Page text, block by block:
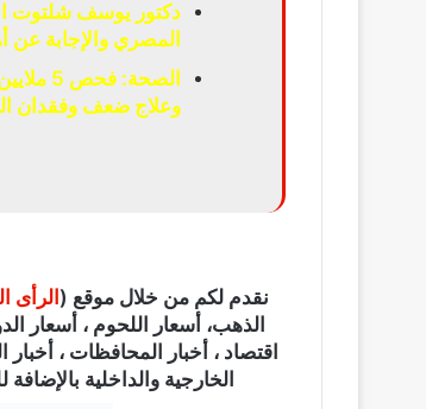
دكتور يوسف شلتوت
المصري والإجابة عن
وعلاج ضعف وفقدان
نقدم لكم من خلال موقع (الرأى
الذهب، أسعار اللحوم ، أسعار
اقتصاد ، أخبار المحافظات ،
الخارجية والداخلية